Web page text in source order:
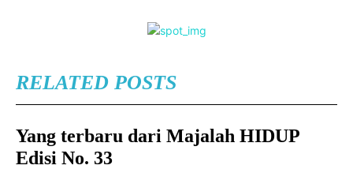
RELATED POSTS
Yang terbaru dari Majalah HIDUP
Edisi No. 33